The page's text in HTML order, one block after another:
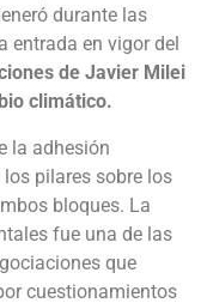
durante las
entrada en vigor del
de Javier Milei
climático.
la adhesión
pilares sobre los
bloques. La
fue una de las
que
cuestionamientos